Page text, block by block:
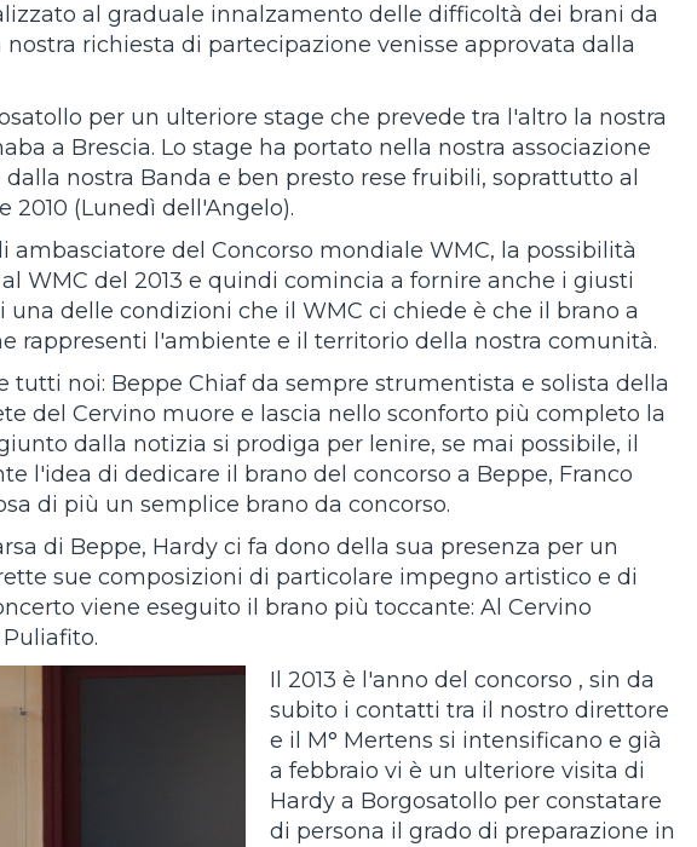
al graduale innalzamento delle difficoltà dei brani da
richiesta di partecipazione venisse approvata dalla
per un ulteriore stage che prevede tra l'altro la nostra
a Brescia. Lo stage ha portato nella nostra associazione
nostra Banda e ben presto rese fruibili, soprattutto al
(Lunedì dell'Angelo).
ambasciatore del Concorso mondiale WMC, la possibilità
WMC del 2013 e quindi comincia a fornire anche i giusti
delle condizioni che il WMC ci chiede è che il brano a
rappresenti l'ambiente e il territorio della nostra comunità.
tutti noi: Beppe Chiaf da sempre strumentista e solista della
del Cervino muore e lascia nello sconforto più completo la
dalla notizia si prodiga per lenire, se mai possibile, il
l'idea di dedicare il brano del concorso a Beppe, Franco
di più un semplice brano da concorso.
di Beppe, Hardy ci fa dono della sua presenza per un
sue composizioni di particolare impegno artistico e di
viene eseguito il brano più toccante: Al Cervino
Il 2013 è l'anno del concorso , sin da
subito i contatti tra il nostro direttore
e il M° Mertens si intensificano e già
a febbraio vi è un ulteriore visita di
Hardy a Borgosatollo per constatare
di persona il grado di preparazione in